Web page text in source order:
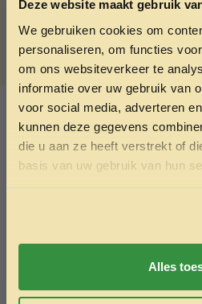
Deze website maakt gebruik
We gebruiken cookies om
personaliseren, om functies
om ons websiteverkeer te
informatie over uw gebruik van
voor social media, adverteren
kunnen deze gegevens
die u aan ze heeft verstrekt of
basis van uw gebruik van hun
Alles
Wil je echt alles weten, klik hier
website van Garvo
SKU:
Categorieën: Duiven,
Ook interessant
Echt de moeite waard!
ONTVANG 5%
JE EERSTE
Ontvang
Door je in te schrijven ga je